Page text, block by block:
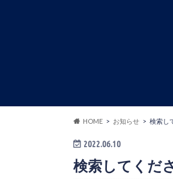
HOME お知らせ 検索し
2022.06.10
検索してくだ